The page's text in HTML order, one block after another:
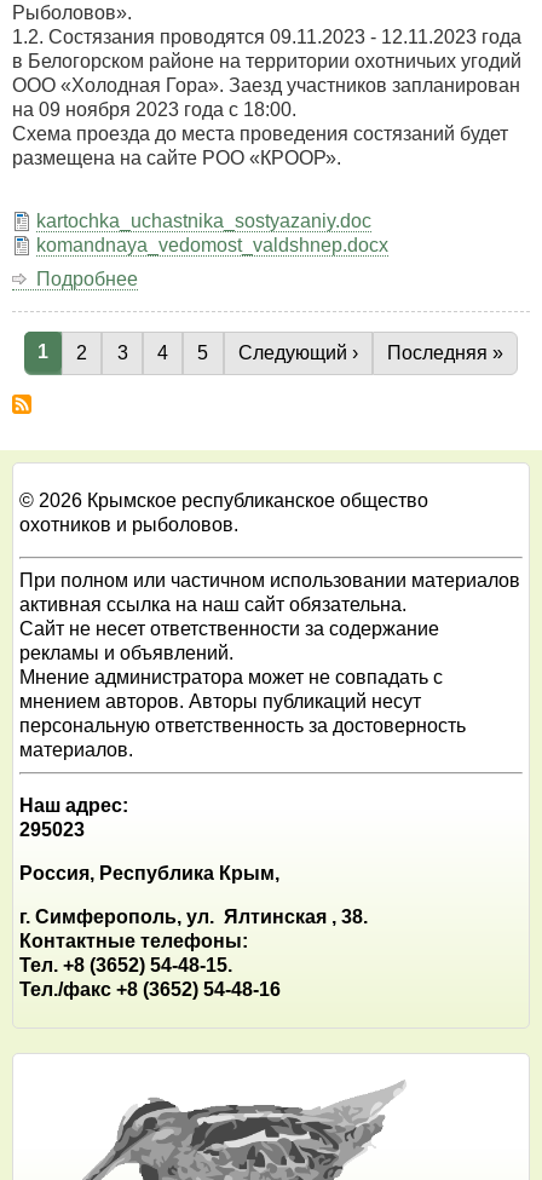
и
рыболовов»
по
охотничьему
автомобильному
биатлону,
ой
годовщине
Рыболовов».
1.2. Состязания проводятся 09.11.2023 - 12.11.2023 года
в Белогорском районе на территории охотничьих угодий
ООО «Холодная Гора». Заезд участников запланирован
на 09 ноября 2023 года с 18:00.
Схема проезда до места проведения состязаний будет
размещена на сайте РОО «КРООР».
kartochka_uchastnika_sostyazaniy.doc
komandnaya_vedomost_valdshnep.docx
Подробнее
Республиканские
лично-
командные
собак
пород
по
Нумерация
страниц
Текущая страница
1 Страница
2 Страница
3 Страница
4 Страница
5 Следующая страница
Следующий › Последняя
Последняя »
© 2026 Крымское республиканское общество
охотников и рыболовов.
При полном или частичном использовании материалов
активная ссылка на наш сайт обязательна.
Сайт не несет ответственности за содержание
рекламы и объявлений.
Мнение администратора может не совпадать с
мнением авторов. Авторы публикаций несут
персональную ответственность за достоверность
материалов.
Наш адрес:
295023
Россия, Республика Крым,
г. Симферополь, ул. Ялтинская , 38.
Контактные телефоны:
Тел. +8 (3652) 54-48-15.
Тел./факс +8 (3652) 54-48-16